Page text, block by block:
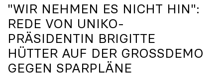
"WIR NEHMEN ES NICHT HIN":
REDE VON UNIKO-
PRÄSIDENTIN BRIGITTE
HÜTTER AUF DER GROSSDEMO G
EGEN SPARPLÄNE